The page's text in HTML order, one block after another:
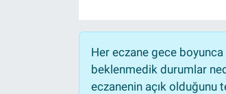
Her eczane gece
beklenmedik durumlar
eczanenin açık olduğunu